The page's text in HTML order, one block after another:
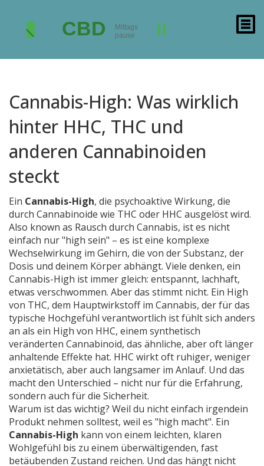
Cannabis-High: Was wirklich
hinter HHC, THC und
anderen Cannabinoiden
steckt
Ein Cannabis-High, die psychoaktive Wirkung, die
durch Cannabinoide wie THC oder HHC ausgelöst wird.
Also known as Rausch durch Cannabis, ist es nicht
einfach nur "high sein" – es ist eine komplexe
Wechselwirkung im Gehirn, die von der Substanz, der
Dosis und deinem Körper abhängt. Viele denken, ein
Cannabis-High ist immer gleich: entspannt, lachhaft,
etwas verschwommen. Aber das stimmt nicht. Ein High
von THC, dem Hauptwirkstoff im Cannabis, der für das
typische Hochgefühl verantwortlich istfühlt sich anders
an als ein High von HHC, einem synthetisch
veränderten Cannabinoid, das ähnliche, aber oft länger
anhaltende Effekte hat. HHC wirkt oft ruhiger, weniger
anxietätisch, aber auch langsamer im Anlauf. Und das
macht den Unterschied – nicht nur für die Erfahrung,
sondern auch für die Sicherheit.
Warum ist das wichtig? Weil du nicht einfach irgendein
Produkt nehmen solltest, weil es "high macht". Ein
Cannabis-High kann von einem leichten, klaren
Wohlgefühl bis zu einem überwältigenden, fast
betäubenden Zustand reichen. Und das hängt nicht